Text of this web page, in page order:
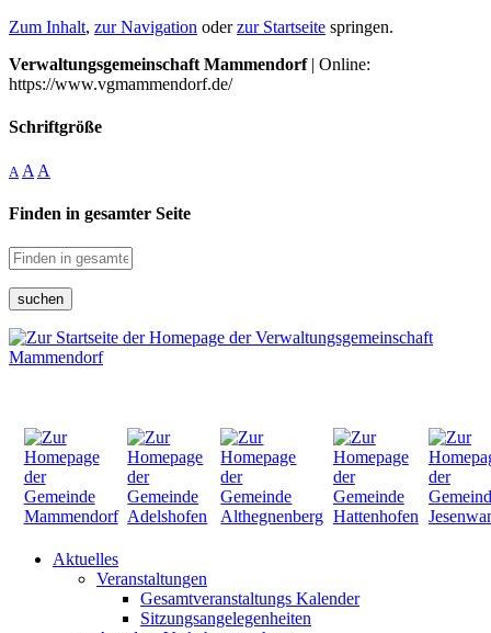
Zum Inhalt, zur Navigation oderzur Startseite springen.
Verwaltungsgemeinschaft Mammendorf| Online:
https://www.vgmammendorf.de/
Schriftgröße
A A A
Finden in gesamter Seite
suchen
Aktuelles
Veranstaltungen
Gesamtveranstaltungs Kalender
Sitzungsangelegenheiten